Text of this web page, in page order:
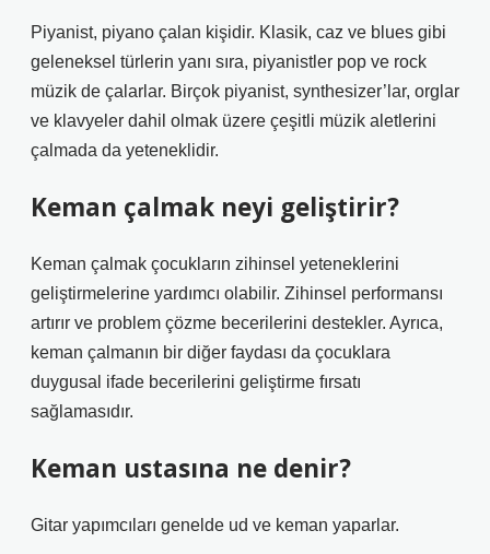
Piyanist, piyano çalan kişidir. Klasik, caz ve blues gibi
geleneksel türlerin yanı sıra, piyanistler pop ve rock
müzik de çalarlar. Birçok piyanist, synthesizer’lar, orglar
ve klavyeler dahil olmak üzere çeşitli müzik aletlerini
çalmada da yeteneklidir.
Keman çalmak neyi geliştirir?
Keman çalmak çocukların zihinsel yeteneklerini
geliştirmelerine yardımcı olabilir. Zihinsel performansı
artırır ve problem çözme becerilerini destekler. Ayrıca,
keman çalmanın bir diğer faydası da çocuklara
duygusal ifade becerilerini geliştirme fırsatı
sağlamasıdır.
Keman ustasına ne denir?
Gitar yapımcıları genelde ud ve keman yaparlar.